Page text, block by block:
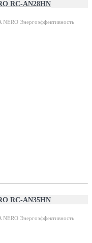
RC-AN28HN
Энергоэффективность
RC-AN35HN
Энергоэффективность